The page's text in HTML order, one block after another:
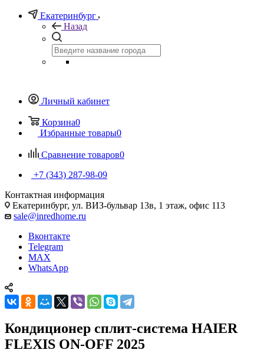
Екатеринбург
Назад
Личный кабинет
Корзина0
Избранные товары0
Сравнение товаров0
+7 (343) 287-98-09
Контактная информация
Екатеринбург, ул. ВИЗ-бульвар 13в, 1 этаж, офис 113
sale@inredhome.ru
Вконтакте
Telegram
MAX
WhatsApp
Кондиционер сплит-система HAIER
FLEXIS ON-OFF 2025